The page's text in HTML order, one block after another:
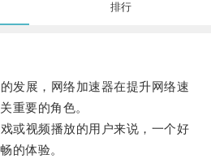
排行
展，网络加速器在提升网络速
重要的角色。
视频播放的用户来说，一个好
的体验。